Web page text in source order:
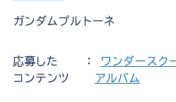
ガンダムプルトーネ
応募した
コンテンツ
：
ワンダースク
アルバム